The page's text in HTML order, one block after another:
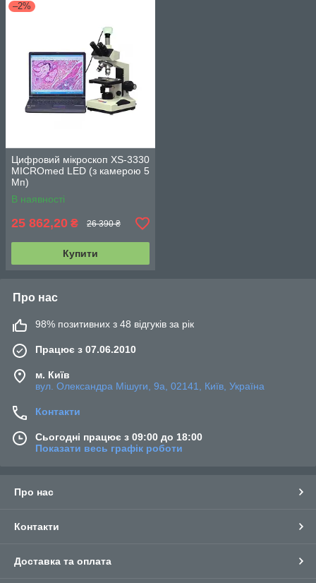
–2%
Цифровий мікроскоп XS-3330
MICROmed LED (з камерою 5
Мп)
В наявності
25 862,20 ₴ 26 390 ₴
Купити
Про нас
98% позитивних з 48 відгуків за рік
Працює з 07.06.2010
м. Київ
вул. Олександра Мішуги, 9а, 02141, Київ, Україна
Контакти
Сьогодні працює з 09:00 до 18:00
Показати весь графік роботи
Про нас
Контакти
Доставка та оплата